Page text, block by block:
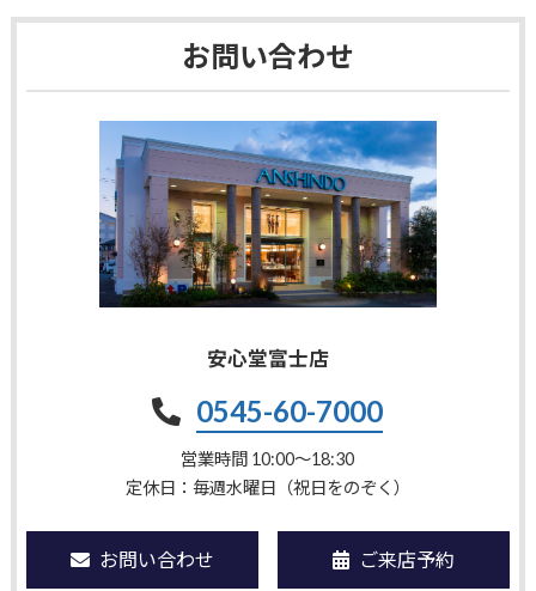
お問い合わせ
安心堂富士店
0545-60-7000
営業時間 10:00〜18:30
定休日：毎週水曜日（祝日をのぞく）
お問い合わせ ご来店予約